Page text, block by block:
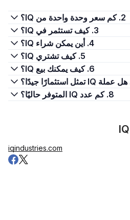
2. كم سعر وحدة واحدة من IQ؟
3. كيف تستثمر في IQ؟
4. أين يمكن شراء IQ؟
5. كيف تشتري IQ؟
6. كيف يمكنك بيع IQ؟
8. كم عدد IQ المتوفر حاليًا؟
iqindustries.com